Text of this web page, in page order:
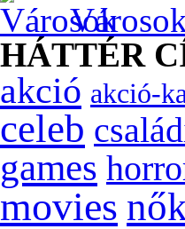
HÁTTÉR
akció akció-
celeb
games
movies